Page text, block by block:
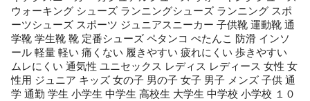
ウォーキング シューズ ランニングシューズ ランニング スポ
ーツシューズ スポーツ ジュニアスニーカー 子供靴 運動靴 通
学靴 学生靴 靴 定番シューズ ペタンコ ぺたんこ 防滑 インソ
ール 軽量 軽い 痛くない 履きやすい 疲れにくい 歩きやすい
ムレにくい 通気性 ユニセックス レディス レディース 女性 女
性用 ジュニア キッズ 女の子 男の子 女子 男子 メンズ 子供 通
学 通勤 学生 小学生 中学生 高校生 大学生 中学校 小学校 １０